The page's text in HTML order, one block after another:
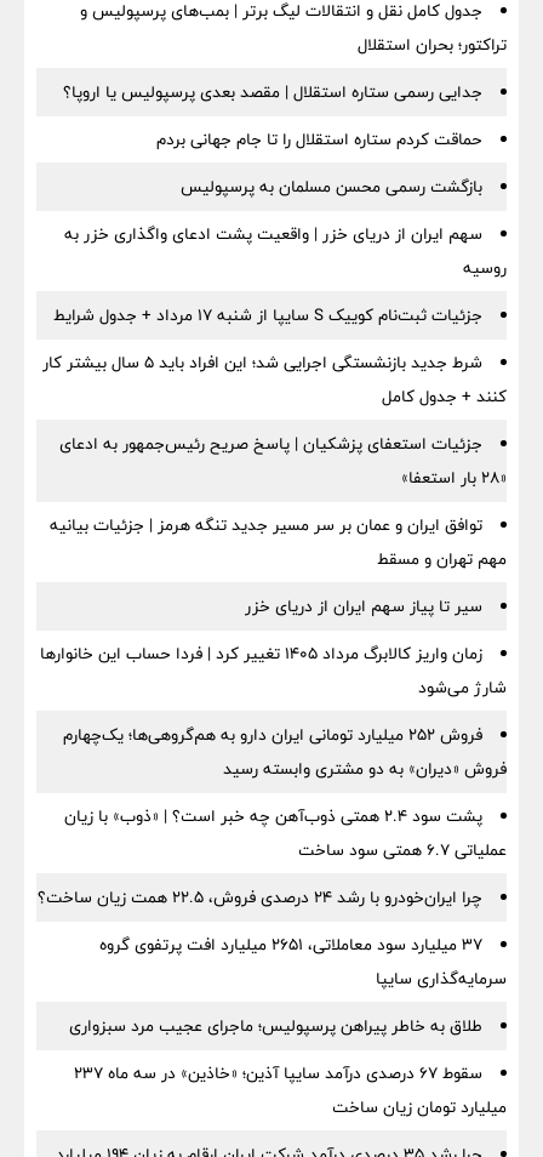
جدول کامل نقل و انتقالات لیگ برتر | بمب‌های پرسپولیس و
تراکتور؛ بحران استقلال
جدایی رسمی ستاره استقلال | مقصد بعدی پرسپولیس یا اروپا؟
حماقت کردم ستاره استقلال را تا جام جهانی بردم
بازگشت رسمی محسن مسلمان به پرسپولیس
سهم ایران از دریای خزر | واقعیت پشت ادعای واگذاری خزر به
روسیه
جزئیات ثبت‌نام کوییک S سایپا از شنبه ۱۷ مرداد + جدول شرایط
شرط جدید بازنشستگی اجرایی شد؛ این افراد باید ۵ سال بیشتر کار
کنند + جدول کامل
جزئیات استعفای پزشکیان | پاسخ صریح رئیس‌جمهور به ادعای
«۲۸ بار استعفا»
توافق ایران و عمان بر سر مسیر جدید تنگه هرمز | جزئیات بیانیه
مهم تهران و مسقط
سیر تا پیاز سهم ایران از دریای خزر
زمان واریز کالابرگ مرداد ۱۴۰۵ تغییر کرد | فردا حساب این خانوارها
شارژ می‌شود
فروش ۲۵۲ میلیارد تومانی ایران دارو به هم‌گروهی‌ها؛ یک‌چهارم
فروش «دیران» به دو مشتری وابسته رسید
پشت سود ۲.۴ همتی ذوب‌آهن چه خبر است؟ | «ذوب» با زیان
عملیاتی ۶.۷ همتی سود ساخت
چرا ایران‌خودرو با رشد ۲۴ درصدی فروش، ۲۲.۵ همت زیان ساخت؟
۳۷ میلیارد سود معاملاتی، ۲۶۵۱ میلیارد افت پرتفوی گروه
سرمایه‌گذاری سایپا
طلاق به خاطر پیراهن پرسپولیس؛ ماجرای عجیب مرد سبزواری
سقوط ۶۷ درصدی درآمد سایپا آذین؛ «خاذین» در سه ماه ۲۳۷
میلیارد تومان زیان ساخت